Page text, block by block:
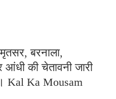
बरनाला,
आंधी की चेतावनी जारी
Kal Ka Mousam